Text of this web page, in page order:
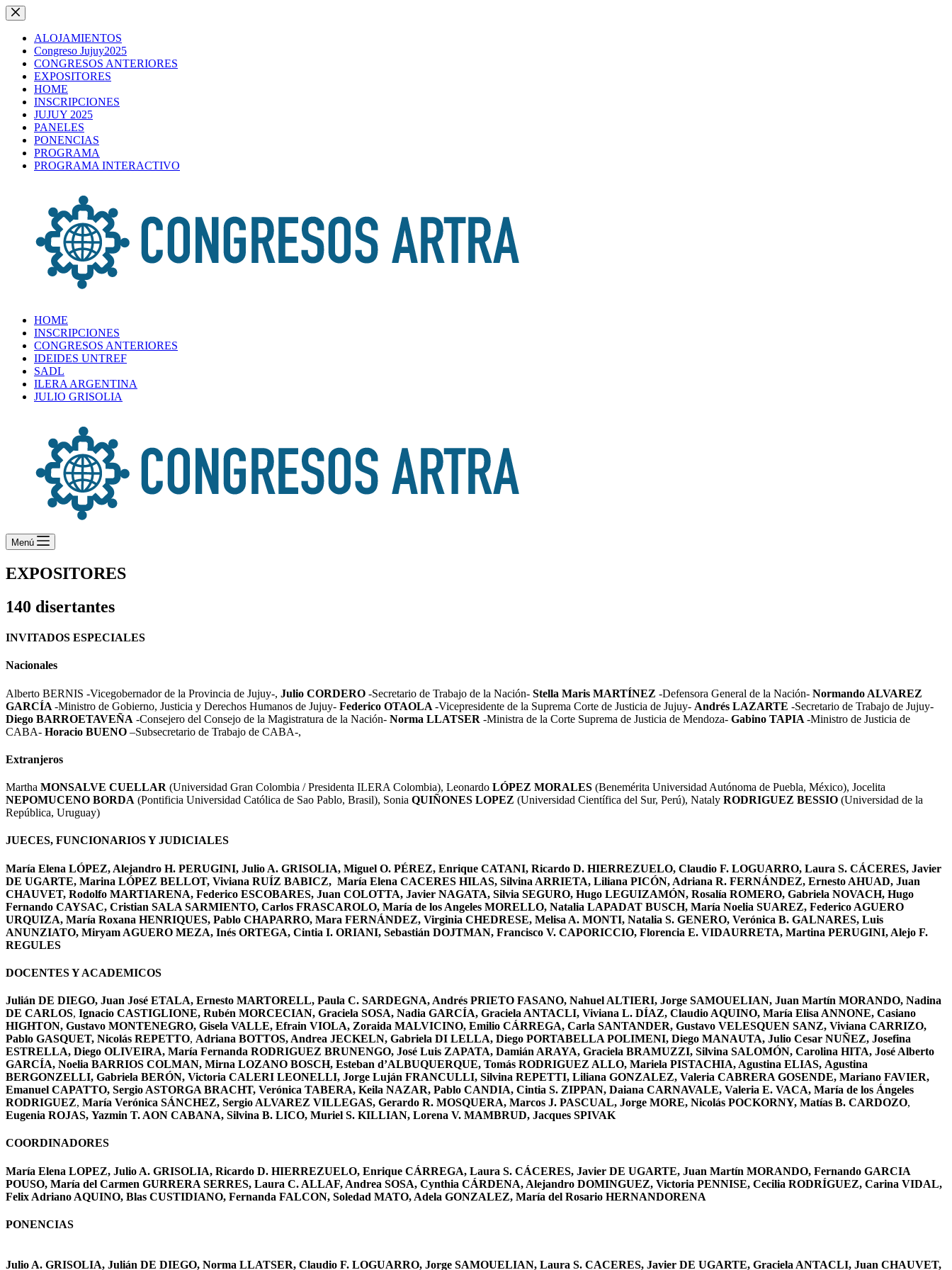
Saltar
al
contenidoALOJAMIENTOS
Congreso Jujuy2025
CONGRESOS ANTERIORES
EXPOSITORES
HOME
INSCRIPCIONES
JUJUY 2025
PANELES
PONENCIAS
PROGRAMA
PROGRAMA INTERACTIVO
HOME
INSCRIPCIONES
CONGRESOS ANTERIORES
IDEIDES UNTREF
SADL
ILERA ARGENTINA
JULIO GRISOLIA
Menú
EXPOSITORES
140 disertantes
INVITADOS ESPECIALES
Nacionales
Alberto BERNIS -Vicegobernador de la Provincia de Jujuy-, Julio CORDERO -Secretario de Trabajo de la Nación- Stella Maris MARTÍNEZ -Defensora General de la Nación- Normando ALVAREZ
GARCÍA -Ministro de Gobierno, Justicia y Derechos Humanos de Jujuy- Federico OTAOLA -Vicepresidente de la Suprema Corte de Justicia de Jujuy- Andrés LAZARTE -Secretario de Trabajo de Jujuy-
Diego BARROETAVEÑA -Consejero del Consejo de la Magistratura de la Nación- Norma LLATSER -Ministra de la Corte Suprema de Justicia de Mendoza- Gabino TAPIA -Ministro de Justicia de
CABA- Horacio BUENO –Subsecretario de Trabajo de CABA-,
Extranjeros
Martha MONSALVE CUELLAR (Universidad Gran Colombia / Presidenta ILERA Colombia), Leonardo LÓPEZ MORALES (Benemérita Universidad Autónoma de Puebla, México), Jocelita
NEPOMUCENO BORDA (Pontificia Universidad Católica de Sao Pablo, Brasil), Sonia QUIÑONES LOPEZ (Universidad Científica del Sur, Perú), Nataly RODRIGUEZ BESSIO (Universidad de la
República, Uruguay)
JUECES, FUNCIONARIOS Y JUDICIALES
María Elena LÓPEZ, Alejandro H. PERUGINI, Julio A. GRISOLIA, Miguel O. PÉREZ, Enrique CATANI, Ricardo D. HIERREZUELO, Claudio F. LOGUARRO, Laura S. CÁCERES, Javier
DE UGARTE, Marina LÓPEZ BELLOT, Viviana RUÍZ BABICZ, María Elena CACERES HILAS, Silvina ARRIETA, Liliana PICÓN, Adriana R. FERNÁNDEZ, Ernesto AHUAD, Juan
CHAUVET, Rodolfo MARTIARENA, Federico ESCOBARES, Juan COLOTTA, Javier NAGATA, Silvia SEGURO, Hugo LEGUIZAMÓN, Rosalía ROMERO, Gabriela NOVACH, Hugo
Fernando CAYSAC, Cristian SALA SARMIENTO, Carlos FRASCAROLO, María de los Angeles MORELLO, Natalia LAPADAT BUSCH, María Noelia SUAREZ, Federico AGUERO
URQUIZA, María Roxana HENRIQUES, Pablo CHAPARRO, Mara FERNÁNDEZ, Virginia CHEDRESE, Melisa A. MONTI, Natalia S. GENERO, Verónica B. GALNARES, Luis
ANUNZIATO, Miryam AGUERO MEZA, Inés ORTEGA, Cintia I. ORIANI, Sebastián DOJTMAN, Francisco V. CAPORICCIO, Florencia E. VIDAURRETA, Martina PERUGINI, Alejo F.
REGULES
DOCENTES Y ACADEMICOS
Julián DE DIEGO, Juan José ETALA, Ernesto MARTORELL, Paula C. SARDEGNA, Andrés PRIETO FASANO, Nahuel ALTIERI, Jorge SAMOUELIAN, Juan Martín MORANDO, Nadina
DE CARLOS, Ignacio CASTIGLIONE, Rubén MORCECIAN, Graciela SOSA, Nadia GARCÍA, Graciela ANTACLI, Viviana L. DÍAZ, Claudio AQUINO, María Elisa ANNONE, Casiano
HIGHTON, Gustavo MONTENEGRO, Gisela VALLE, Efrain VIOLA, Zoraida MALVICINO, Emilio CÁRREGA, Carla SANTANDER, Gustavo VELESQUEN SANZ, Viviana CARRIZO,
Pablo GASQUET, Nicolás REPETTO, Adriana BOTTOS, Andrea JECKELN, Gabriela DI LELLA, Diego PORTABELLA POLIMENI, Diego MANAUTA, Julio Cesar NUÑEZ, Josefina
ESTRELLA, Diego OLIVEIRA, María Fernanda RODRIGUEZ BRUNENGO, José Luis ZAPATA, Damián ARAYA, Graciela BRAMUZZI, Silvina SALOMÓN, Carolina HITA, José Alberto
GARCÍA, Noelia BARRIOS COLMAN, Mirna LOZANO BOSCH, Esteban d’ALBUQUERQUE, Tomás RODRIGUEZ ALLO, Mariela PISTACHIA, Agustina ELIAS, Agustina
BERGONZELLI, Gabriela BERÓN, Victoria CALERI LEONELLI, Jorge Luján FRANCULLI, Silvina REPETTI, Liliana GONZALEZ, Valeria CABRERA GOSENDE, Mariano FAVIER,
Emanuel CAPATTO, Sergio ASTORGA BRACHT, Verónica TABERA, Keila NAZAR, Pablo CANDIA, Cintia S. ZIPPAN, Daiana CARNAVALE, Valeria E. VACA, María de los Ángeles
RODRIGUEZ, María Verónica SÁNCHEZ, Sergio ALVAREZ VILLEGAS, Gerardo R. MOSQUERA, Marcos J. PASCUAL, Jorge MORE, Nicolás POCKORNY, Matías B. CARDOZO,
Eugenia ROJAS, Yazmin T. AON CABANA, Silvina B. LICO, Muriel S. KILLIAN, Lorena V. MAMBRUD, Jacques SPIVAK
COORDINADORES
María Elena LOPEZ, Julio A. GRISOLIA, Ricardo D. HIERREZUELO, Enrique CÁRREGA, Laura S. CÁCERES, Javier DE UGARTE, Juan Martín MORANDO, Fernando GARCIA
POUSO, María del Carmen GURRERA SERRES, Laura C. ALLAF, Andrea SOSA, Cynthia CÁRDENA, Alejandro DOMINGUEZ, Victoria PENNISE, Cecilia RODRÍGUEZ, Carina VIDAL,
Felix Adriano AQUINO, Blas CUSTIDIANO, Fernanda FALCON, Soledad MATO, Adela GONZALEZ, María del Rosario HERNANDORENA
PONENCIAS
Julio A. GRISOLIA, Julián DE DIEGO, Norma LLATSER, Claudio F. LOGUARRO, Jorge SAMOUELIAN, Laura S. CACERES, Javier DE UGARTE, Graciela ANTACLI, Juan CHAUVET,